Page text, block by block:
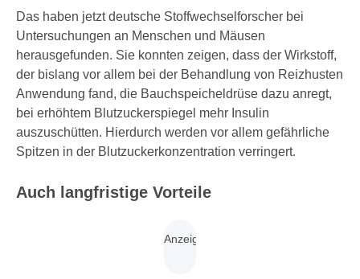
Das haben jetzt deutsche Stoffwechselforscher bei
Untersuchungen an Menschen und Mäusen
herausgefunden. Sie konnten zeigen, dass der Wirkstoff,
der bislang vor allem bei der Behandlung von Reizhusten
Anwendung fand, die Bauchspeicheldrüse dazu anregt,
bei erhöhtem Blutzuckerspiegel mehr Insulin
auszuschütten. Hierdurch werden vor allem gefährliche
Spitzen in der Blutzuckerkonzentration verringert.
Auch langfristige Vorteile